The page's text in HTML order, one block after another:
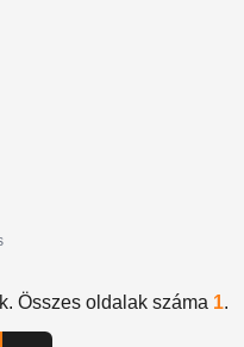
Összes oldalak száma 1.